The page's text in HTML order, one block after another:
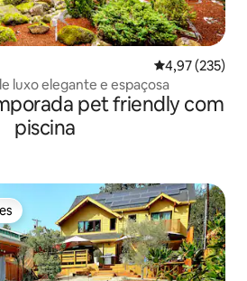
4,97 de uma
4,97 (235)
luxo elegante e espaçosa
pet friendly com
piscina